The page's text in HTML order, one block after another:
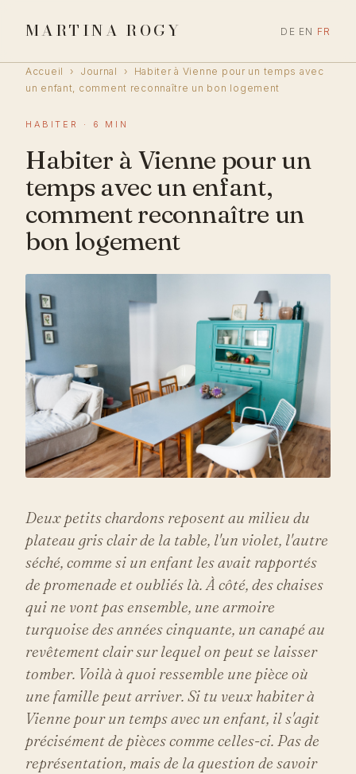
MARTINA ROGY DE EN FR
Accueil › Journal ›
Habiter à Vienne pour un temps avec
un enfant, comment reconnaître un bon logement
HABITER · 6 MIN
Habiter à Vienne pour un
temps avec un enfant,
comment reconnaître un
bon logement
Deux petits chardons reposent au milieu du
plateau gris clair de la table, l'un violet, l'autre
séché, comme si un enfant les avait rapportés
de promenade et oubliés là. À côté, des chaises
qui ne vont pas ensemble, une armoire
turquoise des années cinquante, un canapé au
revêtement clair sur lequel on peut se laisser
tomber. Voilà à quoi ressemble une pièce où
une famille peut arriver. Si tu veux habiter à
Vienne pour un temps avec un enfant, il s'agit
précisément de pièces comme celles-ci. Pas de
représentation, mais de la question de savoir